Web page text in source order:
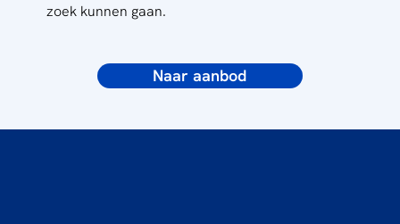
zoek kunnen gaan.
Naar aanbod